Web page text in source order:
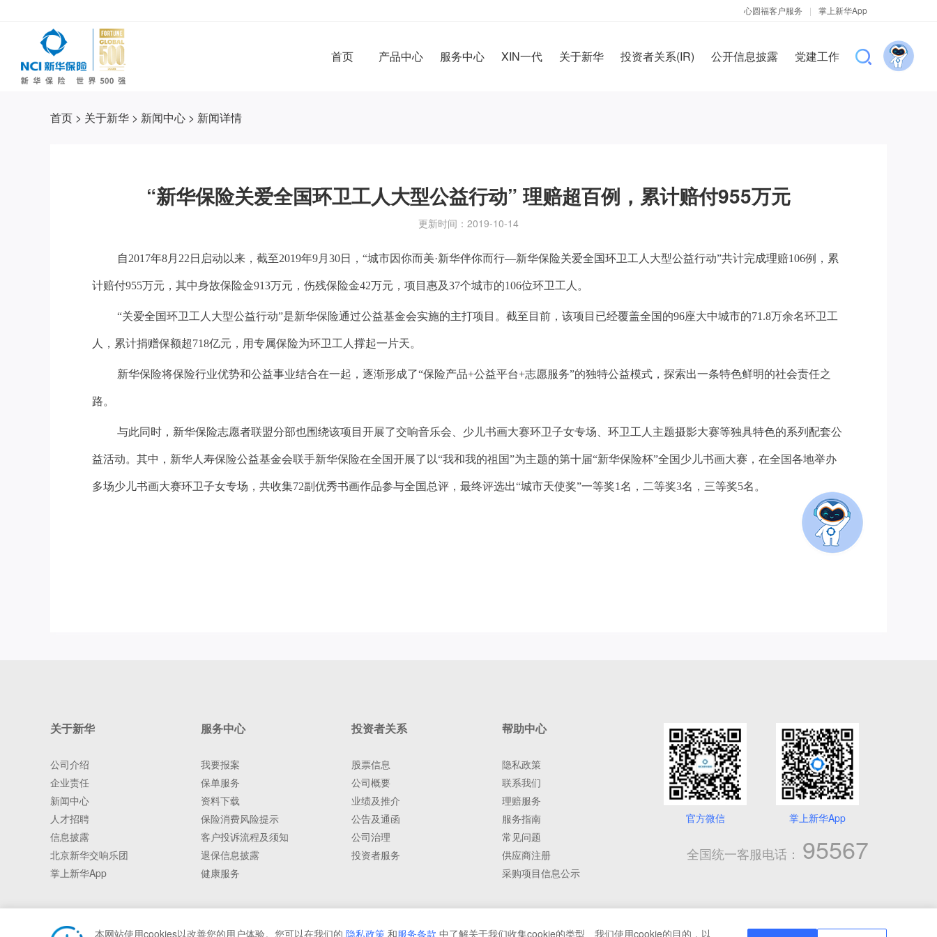
心圆福客户服务 | 掌上新华App
首页 产品中心 服务中心 XIN一代 关于新华 投资者关系(IR) 公开信息披露 党建工作
本网站使用cookies以改善您的用户体验。您可以在我们的 隐私政策 和服务条款 中了解关于我们收集cookie的类型、我们使用cookie的目的，以
首页 > 关于新华 > 新闻中心 > 新闻详情
“新华保险关爱全国环卫工人大型公益行动” 理赔超百例，累计赔付955万元
更新时间：2019-10-14
自2017年8月22日启动以来，截至2019年9月30日，“城市因你而美·新华伴你而行—新华保险关爱全国环卫工人大型公益行动”共计完成理赔106例，累
计赔付955万元，其中身故保险金913万元，伤残保险金42万元，项目惠及37个城市的106位环卫工人。
“关爱全国环卫工人大型公益行动”是新华保险通过公益基金会实施的主打项目。截至目前，该项目已经覆盖全国的96座大中城市的71.8万余名环卫工
人，累计捐赠保额超718亿元，用专属保险为环卫工人撑起一片天。
新华保险将保险行业优势和公益事业结合在一起，逐渐形成了“保险产品+公益平台+志愿服务”的独特公益模式，探索出一条特色鲜明的社会责任之
路。
与此同时，新华保险志愿者联盟分部也围绕该项目开展了交响音乐会、少儿书画大赛环卫子女专场、环卫工人主题摄影大赛等独具特色的系列配套公
益活动。其中，新华人寿保险公益基金会联手新华保险在全国开展了以“我和我的祖国”为主题的第十届“新华保险杯”全国少儿书画大赛，在全国各地举办
多场少儿书画大赛环卫子女专场，共收集72副优秀书画作品参与全国总评，最终评选出“城市天使奖”一等奖1名，二等奖3名，三等奖5名。
官方微信 掌上新华App
全国统一客服电话： 95567
关于新华
公司介绍
企业责任
新闻中心
人才招聘
信息披露
北京新华交响乐团
掌上新华App
服务中心
我要报案
保单服务
资料下载
保险消费风险提示
客户投诉流程及须知
退保信息披露
健康服务
投资者关系
股票信息
公司概要
业绩及推介
公告及通函
公司治理
投资者服务
帮助中心
隐私政策
联系我们
理赔服务
服务指南
常见问题
供应商注册
采购项目信息公示